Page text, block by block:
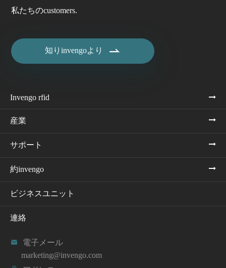
私たちのcustomers.
知りinvengoより 
Invengo rfid
産業
サポート
約invengo
ビジネスユニット
連絡

電子メール
marketing@invengo.com